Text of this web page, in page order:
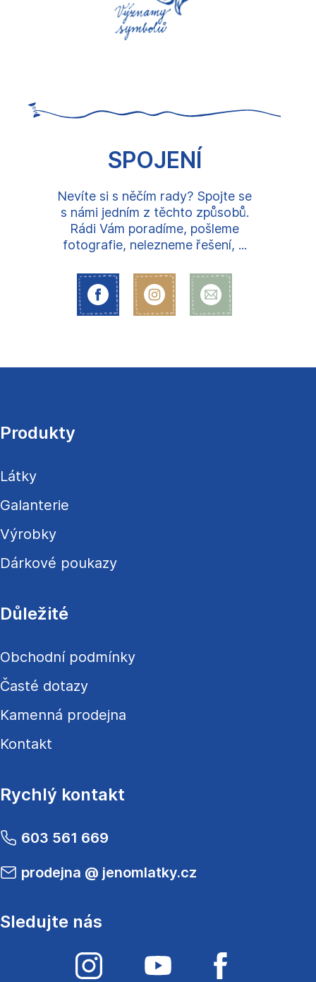
SPOJENÍ
Nevíte si s něčím rady? Spojte se
s námi jedním z těchto způsobů.
Rádi Vám poradíme, pošleme
fotografie, nelezneme řešení, ...
a
í
Produkty
Látky
Galanterie
Výrobky
Dárkové poukazy
Důležité
Obchodní podmínky
Časté dotazy
Kamenná prodejna
Kontakt
Rychlý kontakt
603 561 669
prodejna @ jenomlatky.cz
Sledujte nás